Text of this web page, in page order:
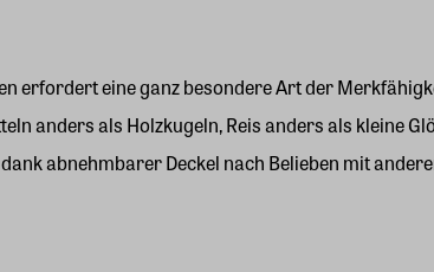
erfordert eine ganz besondere Art der
anders als Holzkugeln, Reis anders als kleine
abnehmbarer Deckel nach Belieben mit